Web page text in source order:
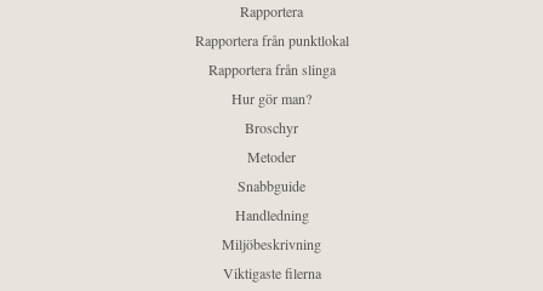
Rapportera
Rapportera från punktlokal
Rapportera från slinga
Hur gör man?
Broschyr
Metoder
Snabbguide
Handledning
Miljöbeskrivning
Viktigaste filerna